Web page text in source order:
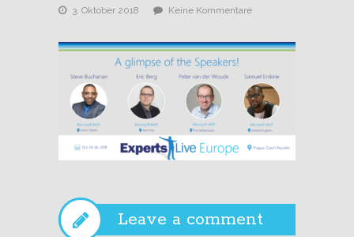
3. Oktober 2018 Keine Kommentarezu
2
Berg
Woude
Erskine
Leave a comment